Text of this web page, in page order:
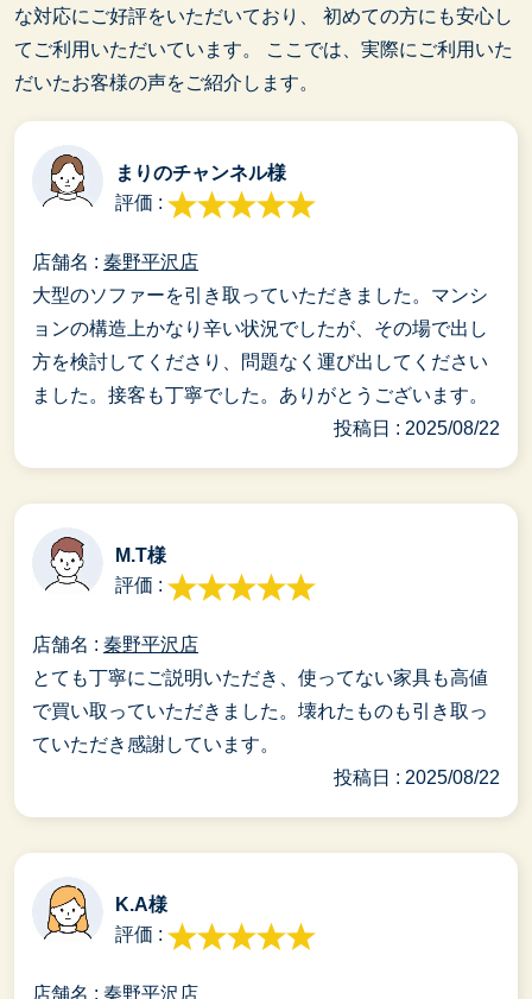
な対応にご好評をいただいており、
初めての方にも安心し
てご利用いただいています。
ここでは、実際にご利用いた
だいたお客様の声をご紹介します。
まりのチャンネル様
評価 :
店舗名 : 秦野平沢店
大型のソファーを引き取っていただきました。マンシ
ョンの構造上かなり辛い状況でしたが、その場で出し
方を検討してくださり、問題なく運び出してください
ました。接客も丁寧でした。ありがとうございます。
投稿日 : 2025/08/22
M.T様
評価 :
店舗名 : 秦野平沢店
とても丁寧にご説明いただき、使ってない家具も高値
で買い取っていただきました。壊れたものも引き取っ
ていただき感謝しています。
投稿日 : 2025/08/22
K.A様
評価 :
店舗名 : 秦野平沢店